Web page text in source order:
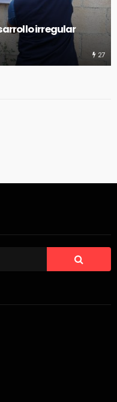
a familias